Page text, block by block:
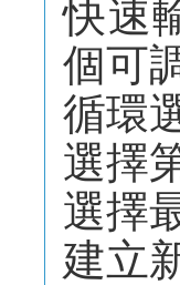
快速
個可
循環
選擇
選擇
建立